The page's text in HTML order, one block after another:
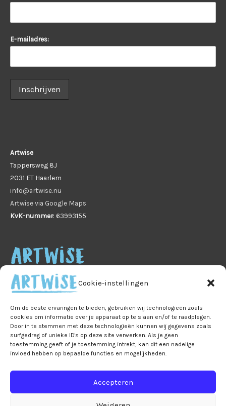
Cookie-instellingen
Om de beste ervaringen te bieden, gebruiken wij technologieën zoals
cookies om informatie over je apparaat op te slaan en/of te raadplegen.
Door in te stemmen met deze technologieën kunnen wij gegevens zoals
surfgedrag of unieke ID's op deze site verwerken. Als je geen
toestemming geeft of je toestemming intrekt, kan dit een nadelige
invloed hebben op bepaalde functies en mogelijkheden.
Accepteren
E-mailadres:
Artwise
Tappersweg 8J
2031 ET Haarlem
info@artwise.nu
Artwise via Google Maps
KvK-nummer: 63993155
Home Veelgestelde vragen B2B
Privacy
Algemene voorwaarden
Privacy
Ruilen & retourneren
Leveringen & verzendkosten
Bestelling & betaling
Over Artwise